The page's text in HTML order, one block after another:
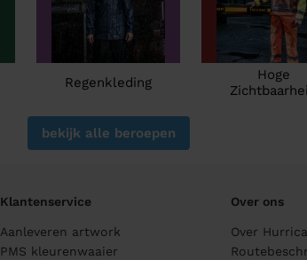
Regenkleding
Hoge
bekijk alle beroepen
Klantenservice
Aanleveren artwork
PMS kleurenwaaier
Over ons
Over